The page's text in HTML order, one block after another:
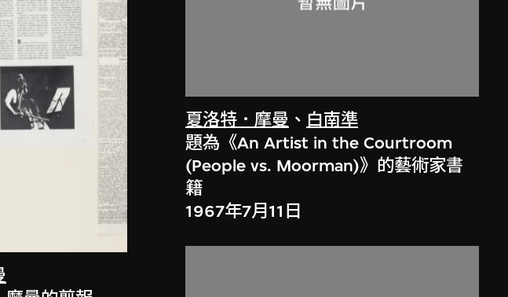
夏洛特．摩曼 、 白南準
題為《An Artist in the Courtroom
(People vs. Moorman)》的藝術家書
籍
1967年7月11日